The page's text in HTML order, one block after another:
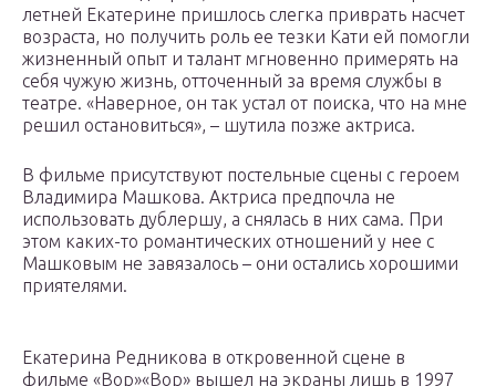
летней Екатерине пришлось слегка приврать насчет
возраста, но получить роль ее тезки Кати ей помогли
жизненный опыт и талант мгновенно примерять на
себя чужую жизнь, отточенный за время службы в
театре. «Наверное, он так устал от поиска, что на мне
решил остановиться», – шутила позже актриса.
В фильме присутствуют постельные сцены с героем
Владимира Машкова. Актриса предпочла не
использовать дублершу, а снялась в них сама. При
этом каких-то романтических отношений у нее с
Машковым не завязалось – они остались хорошими
приятелями.
Екатерина Редникова в откровенной сцене в
фильме «Вор»«Вор» вышел на экраны лишь в 1997